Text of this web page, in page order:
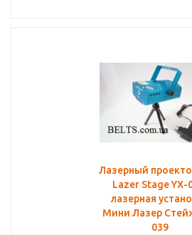
Лазерный
Lazer Stage YX-
лазерная
Мини Лазер
039